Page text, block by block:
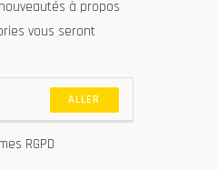
à propos
vous seront
ALLER
RGPD